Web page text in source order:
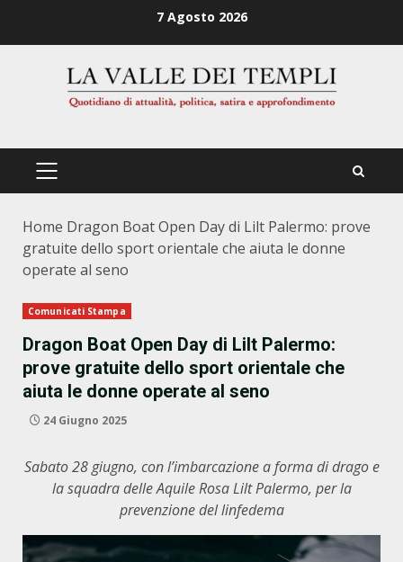
7 Agosto 2026
PRIMÄRES
Home Dragon Boat Open Day di Lilt Palermo: prove
gratuite dello sport orientale che aiuta le donne
operate al seno
Comunicati Stampa
Dragon Boat Open Day di Lilt Palermo:
prove gratuite dello sport orientale che
aiuta le donne operate al seno
24 Giugno 2025
Sabato 28 giugno, con l’imbarcazione a forma di drago e
la squadra delle Aquile Rosa Lilt Palermo, per la
prevenzione del linfedema